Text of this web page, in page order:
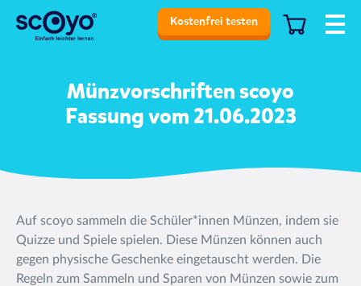
Kostenfrei testen
Münzvorschriften scoyo
Fassung vom 21.06.2023
Auf scoyo sammeln die Schüler*innen Münzen, indem sie
Quizze und Spiele spielen. Diese Münzen können auch
gegen physische Geschenke eingetauscht werden. Die
Regeln zum Sammeln und Sparen von Münzen sowie zum